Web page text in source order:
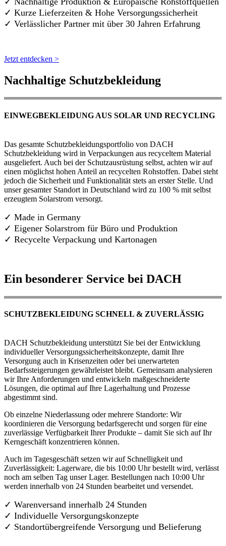
✓ Kurze Lieferzeiten & Hohe Versorgungssicherheit
✓ Verlässlicher Partner mit über 30 Jahren Erfahrung
Jetzt entdecken >
Nachhaltige Schutzbekleidung
EINWEGBEKLEIDUNG AUS SOLAR UND RECYCLING
Das gesamte Schutzbekleidungsportfolio von DACH
Schutzbekleidung wird in Verpackungen aus recyceltem Material
ausgeliefert. Auch bei der Schutzausrüstung selbst, achten wir auf
einen möglichst hohen Anteil an recycelten Rohstoffen. Dabei steht
jedoch die Sicherheit und Funktionalität stets an erster Stelle. Und
unser gesamter Standort in Deutschland wird zu 100 % mit selbst
erzeugtem Solarstrom versorgt.
✓ Made in Germany
✓ Eigener Solarstrom für Büro und Produktion
✓ Recycelte Verpackung und Kartonagen
Ein besonderer Service bei DACH
SCHUTZBEKLEIDUNG SCHNELL & ZUVERLÄSSIG
DACH Schutzbekleidung unterstützt Sie bei der Entwicklung
individueller Versorgungssicherheitskonzepte, damit Ihre
Versorgung auch in Krisenzeiten oder bei unerwarteten
Bedarfssteigerungen gewährleistet bleibt. Gemeinsam analysieren
wir Ihre Anforderungen und entwickeln maßgeschneiderte
Lösungen, die optimal auf Ihre Lagerhaltung und Prozesse
abgestimmt sind.
Ob einzelne Niederlassung oder mehrere Standorte: Wir
koordinieren die Versorgung bedarfsgerecht und sorgen für eine
zuverlässige Verfügbarkeit Ihrer Produkte – damit Sie sich auf Ihr
Kerngeschäft konzentrieren können.
Auch im Tagesgeschäft setzen wir auf Schnelligkeit und
Zuverlässigkeit: Lagerware, die bis 10:00 Uhr bestellt wird, verlässt
noch am selben Tag unser Lager. Bestellungen nach 10:00 Uhr
werden innerhalb von 24 Stunden bearbeitet und versendet.
✓ Warenversand innerhalb 24 Stunden
✓ Individuelle Versorgungskonzepte
✓ Standortübergreifende Versorgung und Belieferung